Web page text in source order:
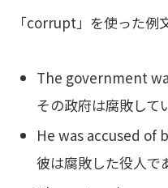
「corrupt」を使った例
The government
その政府は腐敗して
He was accused of
彼は腐敗した役人で